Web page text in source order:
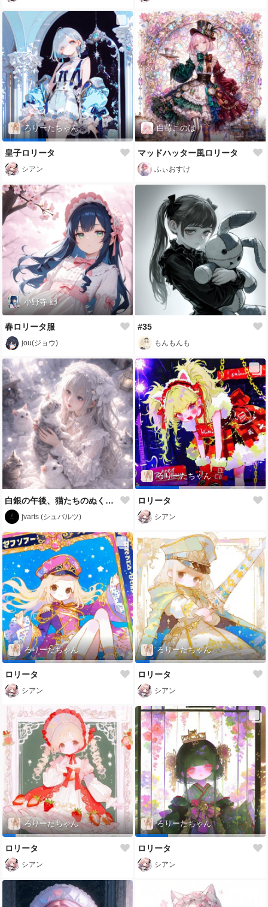
ろりーたちゃん
皇子ロリータ
シアン
白苺このは
マッドハッター風ロリータ
ふぃおすけ
小野寺 廻
春ロリータ服
jou(ジョウ)
#35
もんもんも
白銀の午後、猫たちのぬくもり
∫varts (シュバルツ)
ろりーたちゃん
ロリータ
シアン
ろりーたちゃん
ロリータ
シアン
ろりーたちゃん
ロリータ
シアン
ろりーたちゃん
ロリータ
シアン
ろりーたちゃん
ロリータ
シアン